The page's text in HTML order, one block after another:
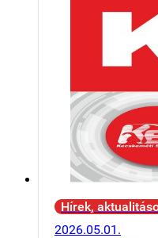
Hírek,
2026.05.01.